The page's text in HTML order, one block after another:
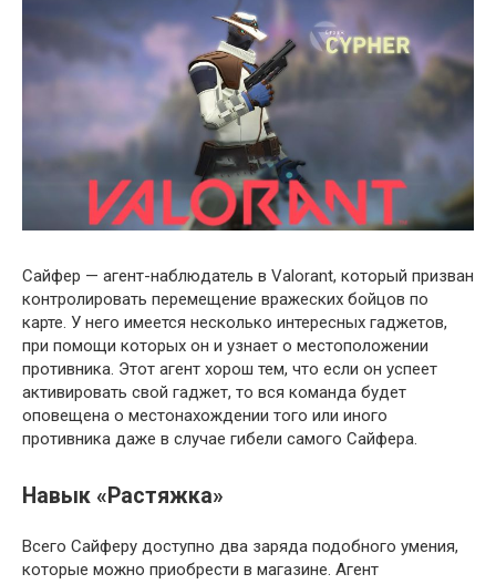
Сайфер — агент-наблюдатель в Valorant, который призван
контролировать перемещение вражеских бойцов по
карте. У него имеется несколько интересных гаджетов,
при помощи которых он и узнает о местоположении
противника. Этот агент хорош тем, что если он успеет
активировать свой гаджет, то вся команда будет
оповещена о местонахождении того или иного
противника даже в случае гибели самого Сайфера.
Навык «Растяжка»
Всего Сайферу доступно два заряда подобного умения,
которые можно приобрести в магазине. Агент